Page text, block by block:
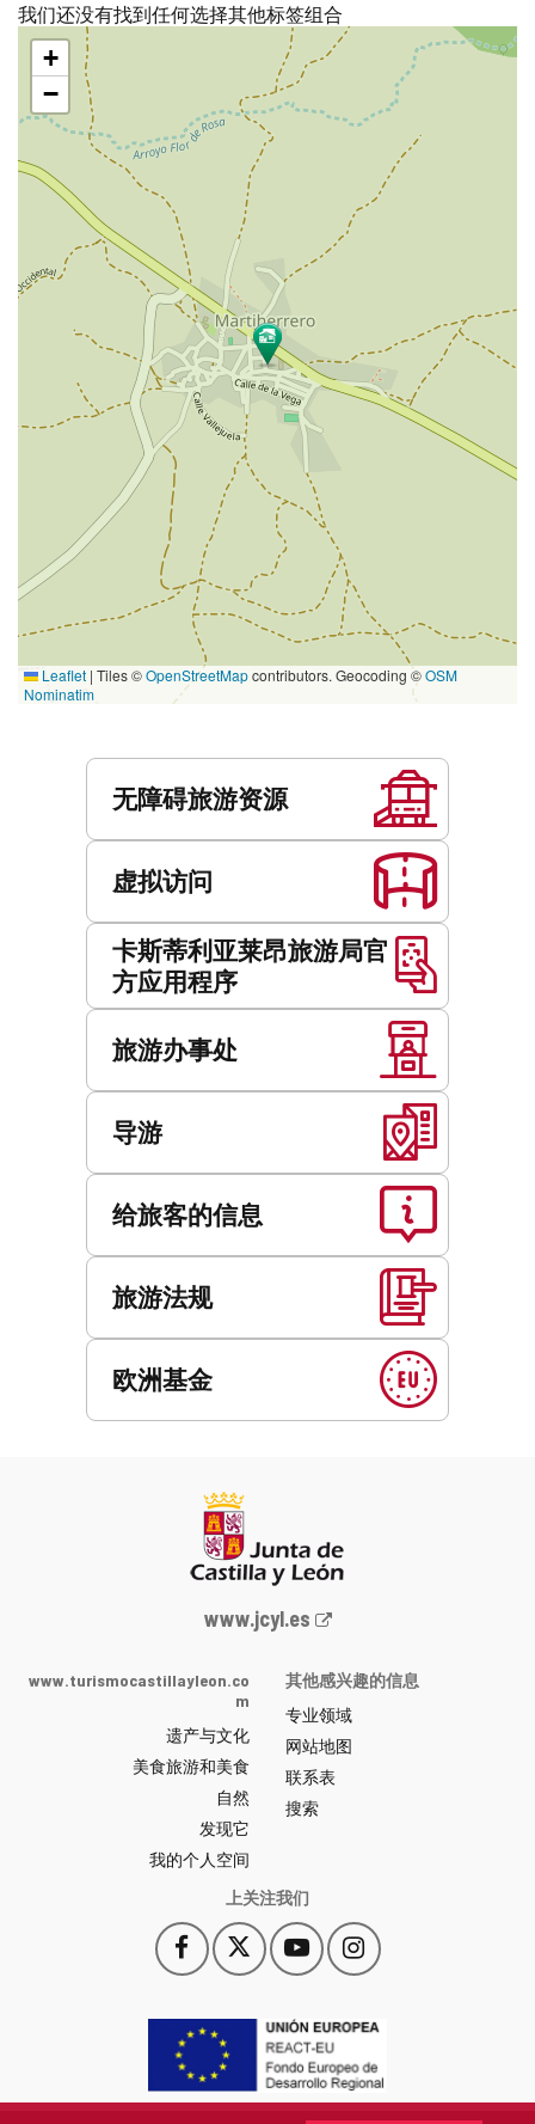
我们还没有找到任何选择其他标签组合
跳
地
图
+
−
Leaflet | Tiles ©OpenStreetMapcontributors. Geocoding ©OSM
Nominatim
无障碍旅游资源
虚拟访问
卡斯蒂利亚莱昂旅游局官
方应用程序
旅游办事处
导游
给旅客的信息
旅游法规
欧洲基金
Junta
y
León
网
站
门
户
-
www.jcyl.es
www.turismocastillayleon.co
m
遗产与文化
美食旅游和美食
自然
发现它
我的个人空间
其他感兴趣的信息
专业领域
网站地图
联系表
搜索
上关注我们
Facebook
此
链
会
打
开
一
此
链
一
YouTube
此
链
会
打
开
一
Instagram
此
链
会
开
一